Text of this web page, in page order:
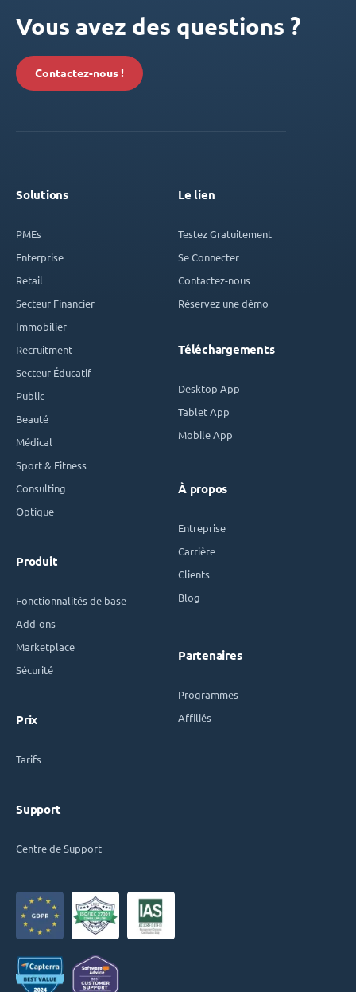
Vous avez des questions ?
Contactez-nous !
Solutions
PMEs
Enterprise
Retail
Secteur Financier
Immobilier
Recruitment
Secteur Éducatif
Public
Beauté
Médical
Sport & Fitness
Consulting
Optique
Produit
Fonctionnalités de base
Add-ons
Marketplace
Sécurité
Prix
Tarifs
Support
Centre de Support
Le lien
Testez Gratuitement
Se Connecter
Contactez-nous
Réservez une démo
Téléchargements
Desktop App
Tablet App
Mobile App
À propos
Entreprise
Carrière
Clients
Blog
Partenaires
Programmes
Affiliés